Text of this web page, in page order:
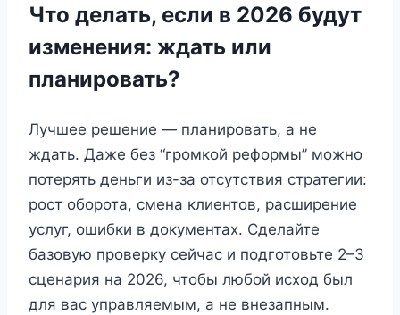
Что делать, если в 2026 будут
изменения: ждать или
планировать?
Лучшее решение — планировать, а не
ждать. Даже без “громкой реформы” можно
потерять деньги из-за отсутствия стратегии:
рост оборота, смена клиентов, расширение
услуг, ошибки в документах. Сделайте
базовую проверку сейчас и подготовьте 2–3
сценария на 2026, чтобы любой исход был
для вас управляемым, а не внезапным.